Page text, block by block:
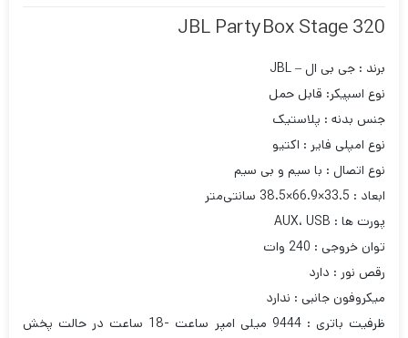
JBL PartyBox Stage 320
برند : جی بی ال – JBL
نوع اسپیکر: قابل حمل
جنس بدنه : پلاستیک
نوع امپلی فایر : اکتیو
نوع اتصال : با سیم و بی‌ سیم
ابعاد : 33.5×66.9×38.5 سانتی‌متر
پورت‌ ها : AUX، USB
توان خروجی : 240 وات
رقص نور : دارد
میکروفون جانبی : ندارد
ظرفیت باتری : 9444 میلی امپر ساعت -18 ساعت در حالت پخش